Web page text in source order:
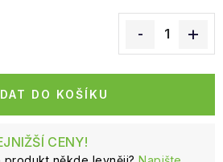
DO KOŠÍKU
CENY!